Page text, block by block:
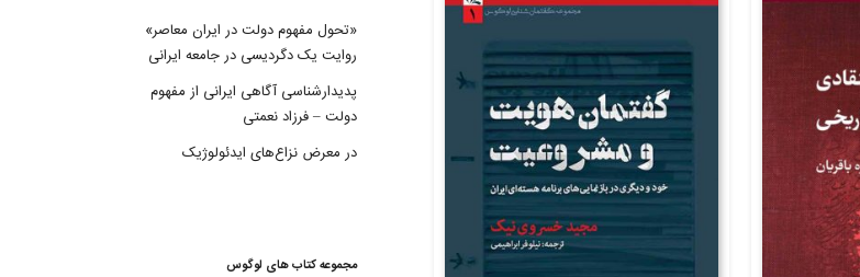
«تحول مفهوم دولت در ایران معاصر»
روایت یک دگردیسی در جامعه ایرانی
پدیدارشناسی آگاهی ایرانی از مفهوم
دولت – فرزاد نعمتی
در معرض نزاع‌های ایدئولوژیک
مجموعه کتاب های لوگوس